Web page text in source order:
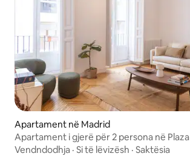
Apartament në Madrid
Apartament i gjerë për 2 persona në
Vendndodhja · Si të lëvizësh · Saktësia